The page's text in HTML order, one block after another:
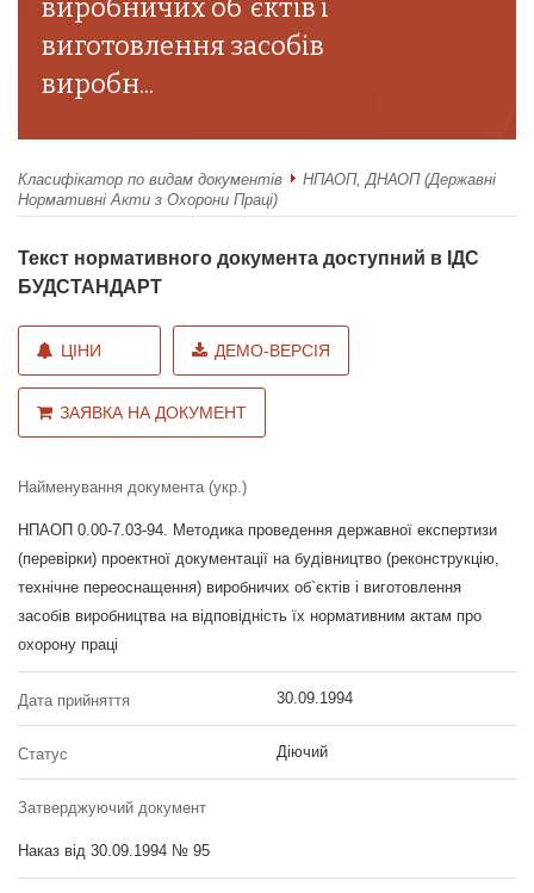
виробничих об`єктів і
виготовлення засобів
виробн...
Класифікатор по видам документів
НПАОП, ДНАОП (Державні
Нормативні Акти з Охорони Праці)
Текст нормативного документа доступний в ІДС
БУДСТАНДАРТ
ЦІНИ ДЕМО-ВЕРСІЯ
ЗАЯВКА НА ДОКУМЕНТ
Найменування документа (укр.)
НПАОП 0.00-7.03-94. Методика проведення державної експертизи
(перевірки) проектної документації на будівництво (реконструкцію,
технічне переоснащення) виробничих об`єктів і виготовлення
засобів виробництва на відповідність їх нормативним актам про
охорону праці
Дата прийняття 30.09.1994
Статус Діючий
Затверджуючий документ
Наказ від 30.09.1994 № 95